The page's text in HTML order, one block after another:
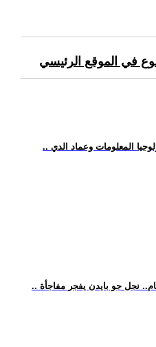
في الموقع الرئيسي
المعلومات وعماد الدي
نجل جو بايدن يفجر مفاجأة